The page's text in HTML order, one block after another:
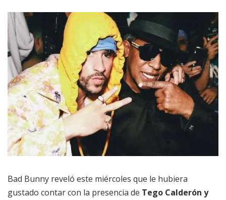
Bad Bunny reveló este miércoles que le hubiera
gustado contar con la presencia de Tego Calderón y